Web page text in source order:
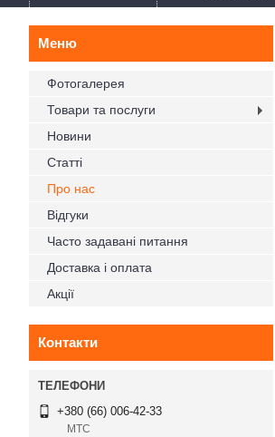
Фотогалерея
Товари та послуги
Новини
Статті
Про нас
Відгуки
Часто задавані питання
Доставка і оплата
Акції
Контакти
+380 (66) 006-42-33
МТС